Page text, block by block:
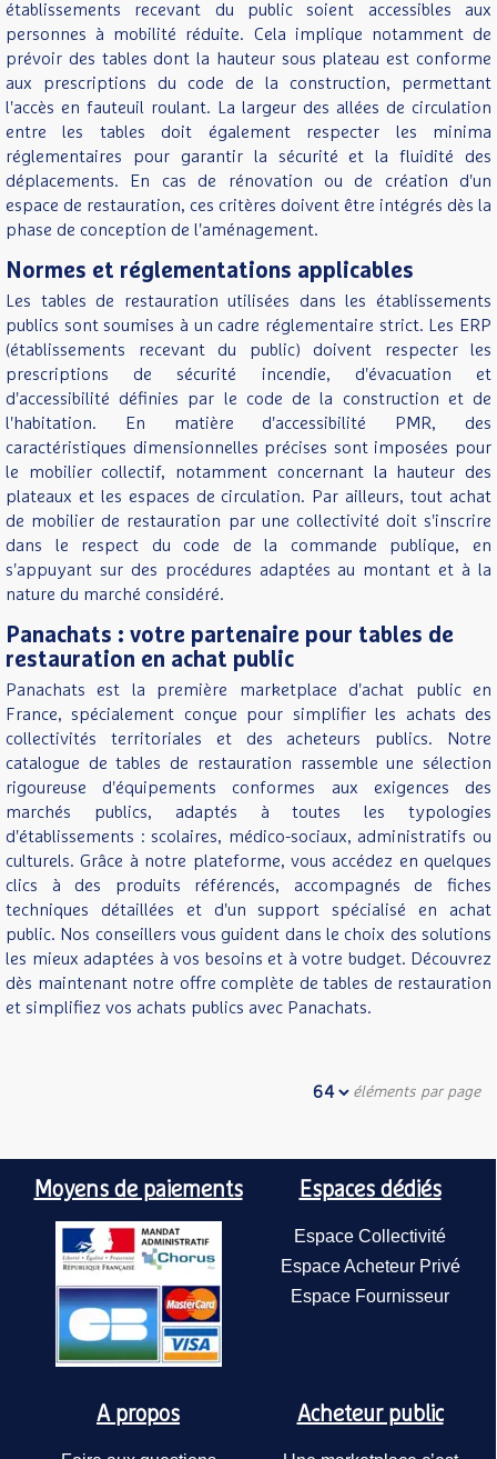
établissements recevant du public soient accessibles aux
personnes à mobilité réduite. Cela implique notamment de
prévoir des tables dont la hauteur sous plateau est conforme
aux prescriptions du code de la construction, permettant
l'accès en fauteuil roulant. La largeur des allées de circulation
entre les tables doit également respecter les minima
réglementaires pour garantir la sécurité et la fluidité des
déplacements. En cas de rénovation ou de création d'un
espace de restauration, ces critères doivent être intégrés dès la
phase de conception de l'aménagement.
Normes et réglementations applicables
Les tables de restauration utilisées dans les établissements
publics sont soumises à un cadre réglementaire strict. Les ERP
(établissements recevant du public) doivent respecter les
prescriptions de sécurité incendie, d'évacuation et
d'accessibilité définies par le code de la construction et de
l'habitation. En matière d'accessibilité PMR, des
caractéristiques dimensionnelles précises sont imposées pour
le mobilier collectif, notamment concernant la hauteur des
plateaux et les espaces de circulation. Par ailleurs, tout achat
de mobilier de restauration par une collectivité doit s'inscrire
dans le respect du code de la commande publique, en
s'appuyant sur des procédures adaptées au montant et à la
nature du marché considéré.
Panachats : votre partenaire pour tables de
restauration en achat public
Panachats est la première marketplace d'achat public en
France, spécialement conçue pour simplifier les achats des
collectivités territoriales et des acheteurs publics. Notre
catalogue de tables de restauration rassemble une sélection
rigoureuse d'équipements conformes aux exigences des
marchés publics, adaptés à toutes les typologies
d'établissements : scolaires, médico-sociaux, administratifs ou
culturels. Grâce à notre plateforme, vous accédez en quelques
clics à des produits référencés, accompagnés de fiches
techniques détaillées et d'un support spécialisé en achat
public. Nos conseillers vous guident dans le choix des solutions
les mieux adaptées à vos besoins et à votre budget. Découvrez
dès maintenant notre offre complète de tables de restauration
et simplifiez vos achats publics avec Panachats.
éléments par page
Moyens de paiements Espaces dédiés
Espace Collectivité
Espace Acheteur Privé
Espace Fournisseur
A propos Acheteur public